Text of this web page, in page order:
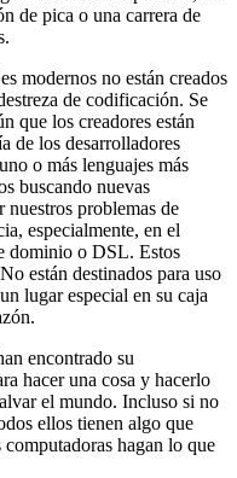
de pica o una carrera de
modernos no están creados
de codificación. Se
que los creadores están
de los desarrolladores
o más lenguajes más
buscando nuevas
nuestros problemas de
especialmente, en el
dominio o DSL. Estos
están destinados para uso
lugar especial en su caja
encontrado su
hacer una cosa y hacerlo
el mundo. Incluso si no
ellos tienen algo que
computadoras hagan lo que